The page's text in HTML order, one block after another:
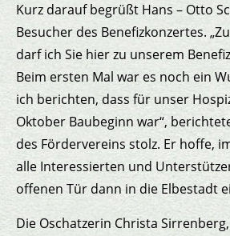
Kurz darauf begrüßt Hans – Otto
Besucher des Benefizkonzertes.
darf ich Sie hier zu unserem
Beim ersten Mal war es noch ein
ich berichten, dass für unser
Oktober Baubeginn war“,
des Fördervereins stolz. Er hoffe,
alle Interessierten und
offenen Tür dann in die Elbestadt
Die Oschatzerin Christa